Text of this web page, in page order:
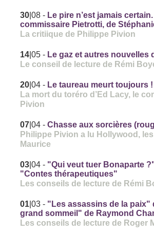
30 |08 - Le pire n’est jamais
commissaire Pietrotti, de
La critiique de Philippe Pivion
14 |05 - Le gaz et autres nouvelles
Le conseil de lecture de Rémi
20 |04 - Le taureau meurt toujours !
La mort du toréro d’Ed Lacy, le
Pivion
07 |04 -Chasse aux sorcières
Philippe Pivion a lu Hollywood,
Maurice
03 |04 - "Qui veut tuer Bonaparte
"Contes thérapeutiques"
Les conseils de lecture de Rémi
01 |03 - "Les assassins de la paix"
grand sommeil" de Raymond
Les conseils de lecture de Roger